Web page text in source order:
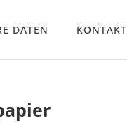
DATEN KONTAKT